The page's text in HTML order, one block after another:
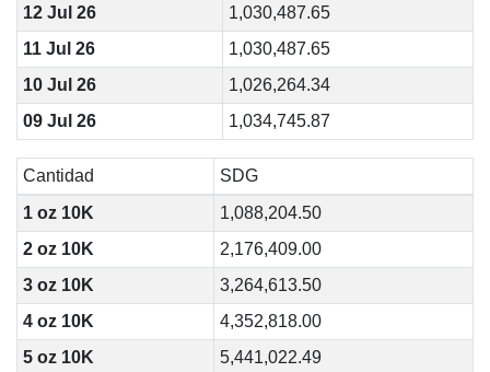
12 Jul 26
1,030,487.65
11 Jul 26
1,030,487.65
10 Jul 26
1,026,264.34
09 Jul 26
1,034,745.87
Cantidad
SDG
1 oz 10K
1,088,204.50
2 oz 10K
2,176,409.00
3 oz 10K
3,264,613.50
4 oz 10K
4,352,818.00
5 oz 10K
5,441,022.49